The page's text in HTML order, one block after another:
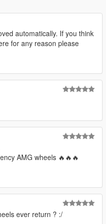
automatically. If you think
for any reason please
AMG wheels 🔥🔥🔥
ever return ? :/